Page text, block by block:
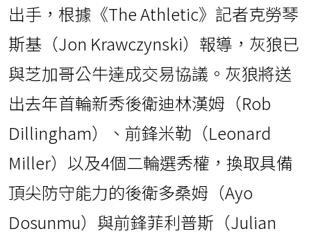
出手，根據《The Athletic》記者克勞琴
斯基（Jon Krawczynski）報導，灰狼已
與芝加哥公牛達成交易協議。灰狼將送
出去年首輪新秀後衛迪林漢姆（Rob
Dillingham）、前鋒米勒（Leonard
Miller）以及4個二輪選秀權，換取具備
頂尖防守能力的後衛多桑姆（Ayo
Dosunmu）與前鋒菲利普斯（Julian